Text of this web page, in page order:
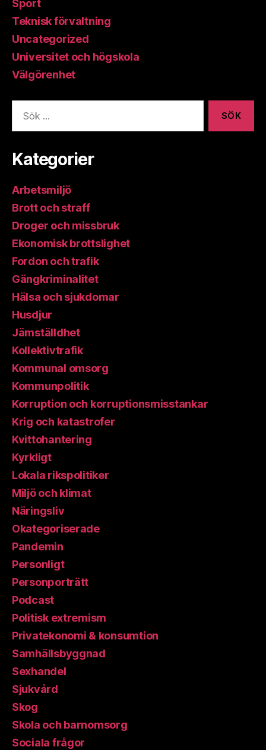
Sport
Teknisk förvaltning
Uncategorized
Universitet och högskola
Välgörenhet
efter:
Kategorier
Arbetsmiljö
Brott och straff
Droger och missbruk
Ekonomisk brottslighet
Fordon och trafik
Gängkriminalitet
Hälsa och sjukdomar
Husdjur
Jämställdhet
Kollektivtrafik
Kommunal omsorg
Kommunpolitik
Korruption och korruptionsmisstankar
Krig och katastrofer
Kvittohantering
Kyrkligt
Lokala rikspolitiker
Miljö och klimat
Näringsliv
Okategoriserade
Pandemin
Personligt
Personporträtt
Podcast
Politisk extremism
Privatekonomi & konsumtion
Samhällsbyggnad
Sexhandel
Sjukvård
Skog
Skola och barnomsorg
Sociala frågor